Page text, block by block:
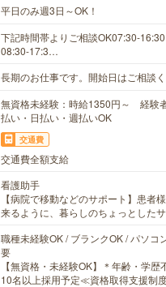
平日のみ週3日～OK！
下記時間帯よりご相談OK07:30-
08:30-17:3…
長期のお仕事です。開始日はご相談
無資格未経験：時給1350円～ 経験
払い・日払い・週払いOK
交通費
交通費全額支給
看護助手
【病院で移動などのサポート】患者
来るように、暮らしのちょっとした
職種未経験OK / ブランクOK / パソコ
要
【無資格・未経験OK】＊年齢・学歴
10名以上採用予定≪資格取得支援制